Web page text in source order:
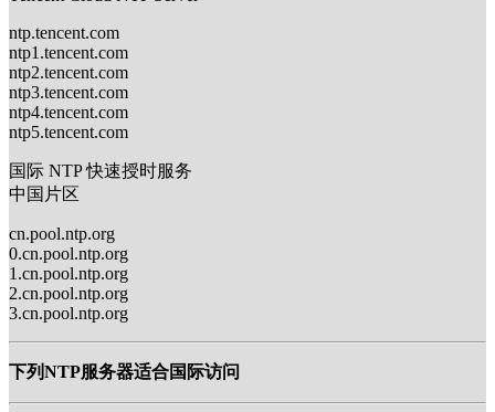
ntp.tencent.com
ntp1.tencent.com
ntp2.tencent.com
ntp3.tencent.com
ntp4.tencent.com
ntp5.tencent.com
国际 NTP 快速授时服务
中国片区
cn.pool.ntp.org
0.cn.pool.ntp.org
1.cn.pool.ntp.org
2.cn.pool.ntp.org
3.cn.pool.ntp.org
下列NTP服务器适合国际访问